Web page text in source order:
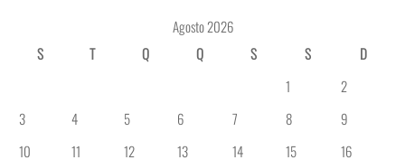
Agosto 2026
S
T Q Q S S
D
1
2
3
4 5 6 7 8
9
10
11 12 13 14 15
16